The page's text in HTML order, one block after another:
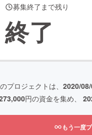
募集終了まで残り
終了
プロジェクトは、 2020/
円の資金を集め、
もう一度